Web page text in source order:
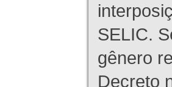
SELIC.
gênero
Decreto